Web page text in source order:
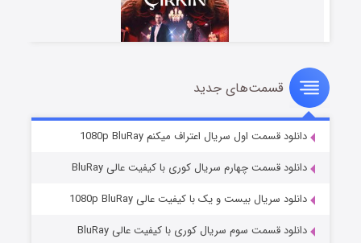
سریال زشت
قسمت۲ (زیرنویس) منتشر شد
قسمت‌های جدید
دانلود قسمت اول سریال اعتراف میکنم 1080p BluRay
دانلود قسمت چهارم سریال کوری با کیفیت عالی BluRay
دانلود سریال بیست و یک با کیفیت عالی 1080p BluRay
دانلود قسمت سوم سریال کوری با کیفیت عالی BluRay